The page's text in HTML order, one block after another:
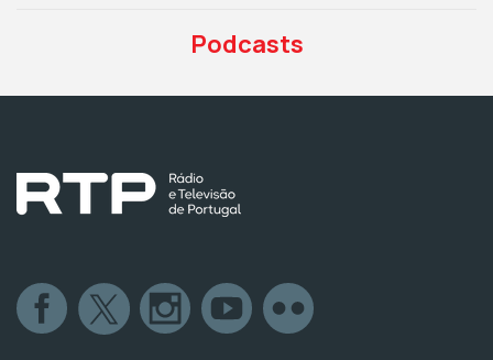
Podcasts